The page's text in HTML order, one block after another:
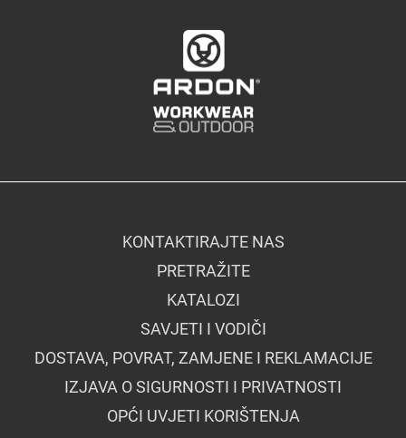
KONTAKTIRAJTE NAS
PRETRAŽITE
KATALOZI
SAVJETI I VODIČI
DOSTAVA, POVRAT, ZAMJENE I REKLAMACIJE
IZJAVA O SIGURNOSTI I PRIVATNOSTI
OPĆI UVJETI KORIŠTENJA